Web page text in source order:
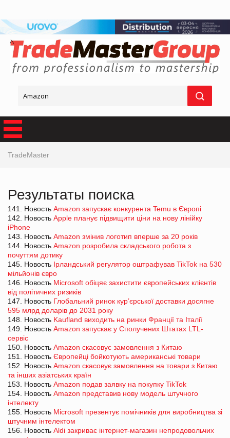
TradeMaster
Результаты поиска
141. Новость Amazon запускає конкурента Temu в Європі
142. Новость Apple планує підвищити ціни на нову лінійку
iPhone
143. Новость Amazon змінив логотип вперше за 20 років
144. Новость Amazon розробила складського робота з
почуттям дотику
145. Новость Ірландський регулятор оштрафував TikTok на 530
мільйонів євро
146. Новость Microsoft обіцяє захистити європейських клієнтів
від політичних ризиків
147. Новость Глобальний ринок кур’єрської доставки досягне
595 млрд доларів до 2031 року
148. Новость Kaufland виходить на ринки Франції та Італії
149. Новость Amazon запускає у Сполучених Штатах LTL-
сервіс
150. Новость Amazon скасовує замовлення з Китаю
151. Новость Європейці бойкотують американські товари
152. Новость Amazon скасовує замовлення на товари з Китаю
та інших азіатських країн
153. Новость Amazon подав заявку на покупку TikTok
154. Новость Amazon представив нову модель штучного
інтелекту
155. Новость Microsoft презентує помічників для виробництва зі
штучним інтелектом
156. Новость Aldi закриває інтернет-магазин непродовольчих